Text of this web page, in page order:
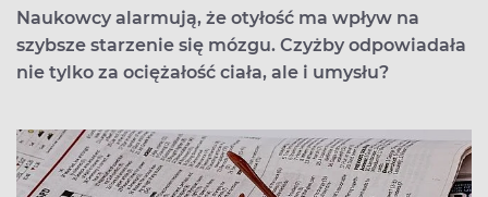
Naukowcy alarmują, że otyłość ma wpływ na
szybsze starzenie się mózgu. Czyżby odpowiadała
nie tylko za ociężałość ciała, ale i umysłu?